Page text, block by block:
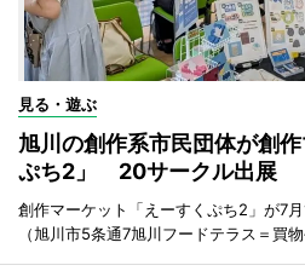
見る・遊ぶ
旭川の創作系市民団体が創
ぷち2」 20サークル出展
創作マーケット「えーすくぷち2」が7
（旭川市5条通7旭川フードテラス＝買